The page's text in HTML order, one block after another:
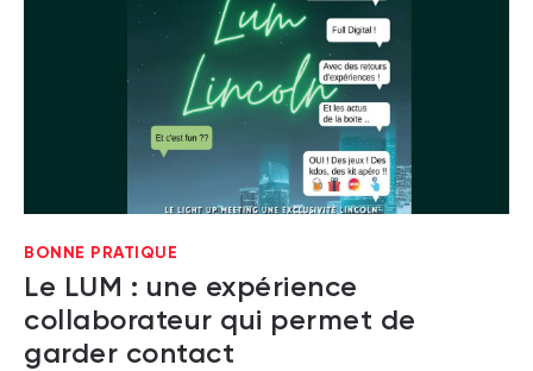
BONNE PRATIQUE
Le LUM : une expérience
collaborateur qui permet de
garder contact